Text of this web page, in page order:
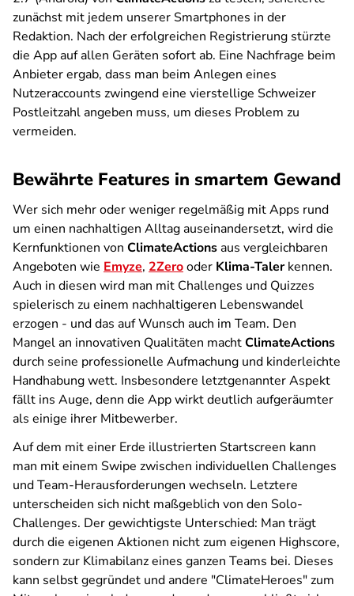
zunächst mit jedem unserer Smartphones in der
Redaktion. Nach der erfolgreichen Registrierung stürzte
die App auf allen Geräten sofort ab. Eine Nachfrage beim
Anbieter ergab, dass man beim Anlegen eines
Nutzeraccounts zwingend eine vierstellige Schweizer
Postleitzahl angeben muss, um dieses Problem zu
vermeiden.
Bewährte Features in smartem Gewand
Wer sich mehr oder weniger regelmäßig mit Apps rund
um einen nachhaltigen Alltag auseinandersetzt, wird die
Kernfunktionen von ClimateActionsaus vergleichbaren
Angeboten wie Emyze, 2Zerooder Klima-Talerkennen.
Auch in diesen wird man mit Challenges und Quizzes
spielerisch zu einem nachhaltigeren Lebenswandel
erzogen - und das auf Wunsch auch im Team. Den
Mangel an innovativen Qualitäten machtClimateActions
durch seine professionelle Aufmachung und kinderleichte
Handhabung wett. Insbesondere letztgenannter Aspekt
fällt ins Auge, denn die App wirkt deutlich aufgeräumter
als einige ihrer Mitbewerber.
Auf dem mit einer Erde illustrierten Startscreen kann
man mit einem Swipe zwischen individuellen Challenges
und Team-Herausforderungen wechseln. Letztere
unterscheiden sich nicht maßgeblich von den Solo-
Challenges. Der gewichtigste Unterschied: Man trägt
durch die eigenen Aktionen nicht zum eigenen Highscore,
sondern zur Klimabilanz eines ganzen Teams bei. Dieses
kann selbst gegründet und andere "ClimateHeroes" zum